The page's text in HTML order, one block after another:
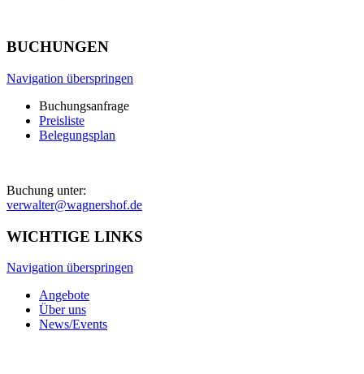
BUCHUNGEN
Navigation überspringen
Buchungsanfrage
Preisliste
Belegungsplan
Buchung unter:
verwalter@wagnershof.de
WICHTIGE LINKS
Navigation überspringen
Angebote
Über uns
News/Events